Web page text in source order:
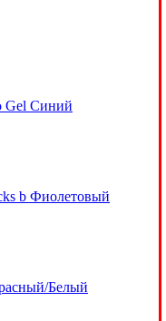
Gel Синий
b Фиолетовый
Белый